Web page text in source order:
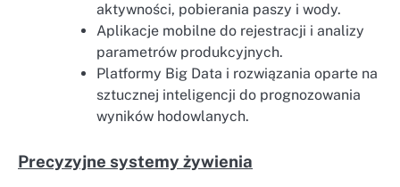
aktywności, pobierania paszy i wody.
Aplikacje mobilne do rejestracji i analizy
parametrów produkcyjnych.
Platformy Big Data i rozwiązania oparte na
sztucznej inteligencji do prognozowania
wyników hodowlanych.
Precyzyjne systemy żywienia